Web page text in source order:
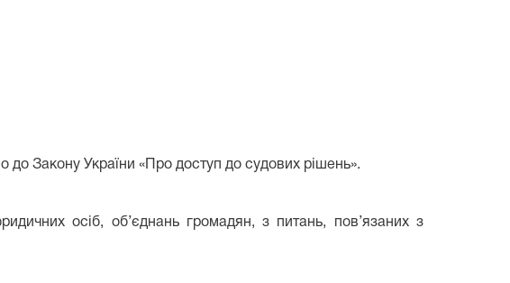
Закону України «Про доступ до судових рішень».
осіб, об’єднань громадян, з питань, пов’язаних з